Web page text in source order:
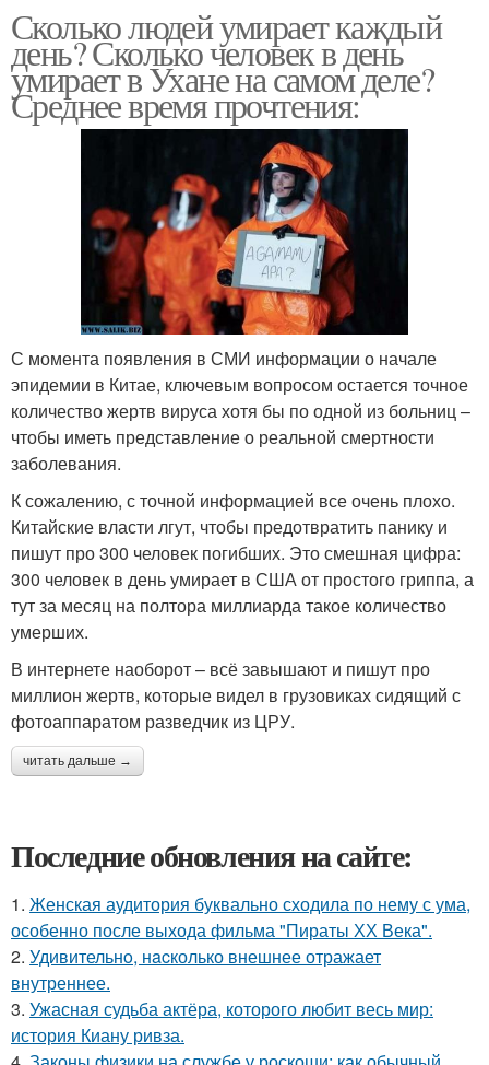
Сколько людей умирает каждый
день? Сколько человек в день
умирает в Ухане на самом деле?
Среднее время прочтения:
С момента появления в СМИ информации о начале
эпидемии в Китае, ключевым вопросом остается точное
количество жертв вируса хотя бы по одной из больниц –
чтобы иметь представление о реальной смертности
заболевания.
К сожалению, с точной информацией все очень плохо.
Китайские власти лгут, чтобы предотвратить панику и
пишут про 300 человек погибших. Это смешная цифра:
300 человек в день умирает в США от простого гриппа, а
тут за месяц на полтора миллиарда такое количество
умерших.
В интернете наоборот – всё завышают и пишут про
миллион жертв, которые видел в грузовиках сидящий с
фотоаппаратом разведчик из ЦРУ.
читать дальше →
Последние обновления на сайте:
1. Женская аудитория буквально сходила по нему с ума,
особенно после выхода фильма "Пираты ХХ Века".
2. Удивительнo, нacколько внешнее отражает
внутреннее.
3. Ужасная судьба актёра, которого любит весь мир:
история Киану ривза.